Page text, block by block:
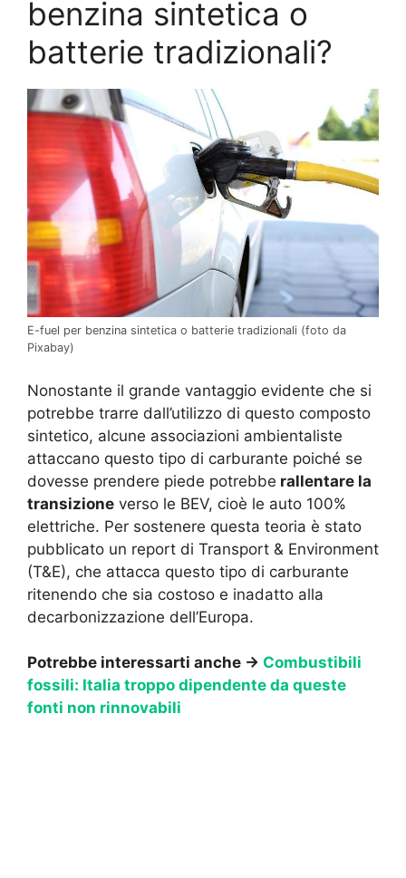
benzina sintetica o
batterie tradizionali?
E-fuel per benzina sintetica o batterie tradizionali (foto da
Pixabay)
Nonostante il grande vantaggio evidente che si
potrebbe trarre dall’utilizzo di questo composto
sintetico, alcune associazioni ambientaliste
attaccano questo tipo di carburante poiché se
dovesse prendere piede potrebbe rallentare la
transizione verso le BEV, cioè le auto 100%
elettriche. Per sostenere questa teoria è stato
pubblicato un report di Transport & Environment
(T&E), che attacca questo tipo di carburante
ritenendo che sia costoso e inadatto alla
decarbonizzazione dell’Europa.
Potrebbe interessarti anche → Combustibili
fossili: Italia troppo dipendente da queste
fonti non rinnovabili